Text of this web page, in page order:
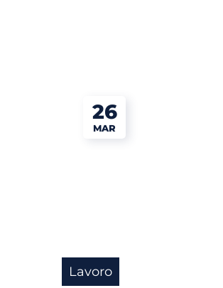
26
MAR
Lavoro